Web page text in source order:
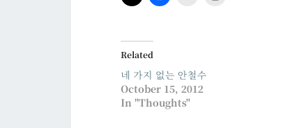
Related
네 가지 없는 안철수
October 15, 2012
In "Thoughts"